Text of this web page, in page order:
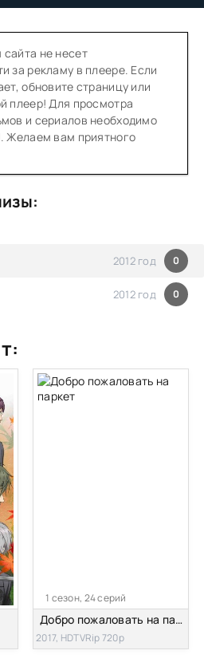
не несет
за рекламу в плеере. Если
обновите страницу или
плеер! Для просмотра
и сериалов необходимо
Желаем вам приятного
2012 год 0
2012 год 0
1 сезон, 24 серий
Добро пожаловать на паркет
2017, HDTVRip 720p